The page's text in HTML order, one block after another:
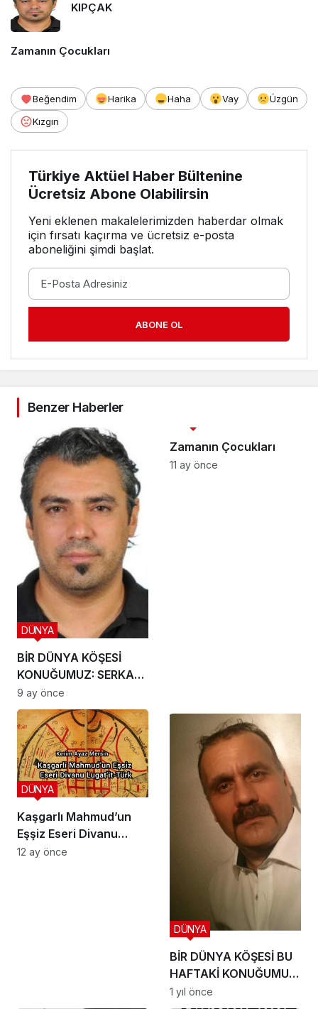
KIPÇAK
Zamanın Çocukları
Beğendim Harika Haha Vay
Üzgün
Kızgın
Türkiye Aktüel Haber Bültenine
Ücretsiz Abone Olabilirsin
Yeni eklenen makalelerimizden haberdar olmak
için fırsatı kaçırma ve ücretsiz e-posta
aboneliğini şimdi başlat.
ABONE OL
Benzer Haberler
BİR DÜNYA KÖŞESİ
KONUĞUMUZ: SERKAN
KIPÇAK
DÜNYA
9 ay önce
Zamanın Çocukları
11 ay önce
Kaşgarlı Mahmud’un
Eşşiz Eseri Divanu
Lugat’it-Türk’
DÜNYA
12 ay önce
BİR DÜNYA KÖŞESİ BU
HAFTAKİ KONUĞUMUZ
İLE SÖYLEŞİMİZ
DÜNYA
1 yıl önce